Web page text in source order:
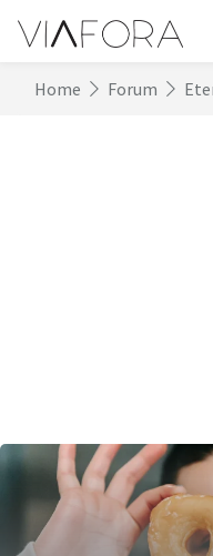
Home Forum